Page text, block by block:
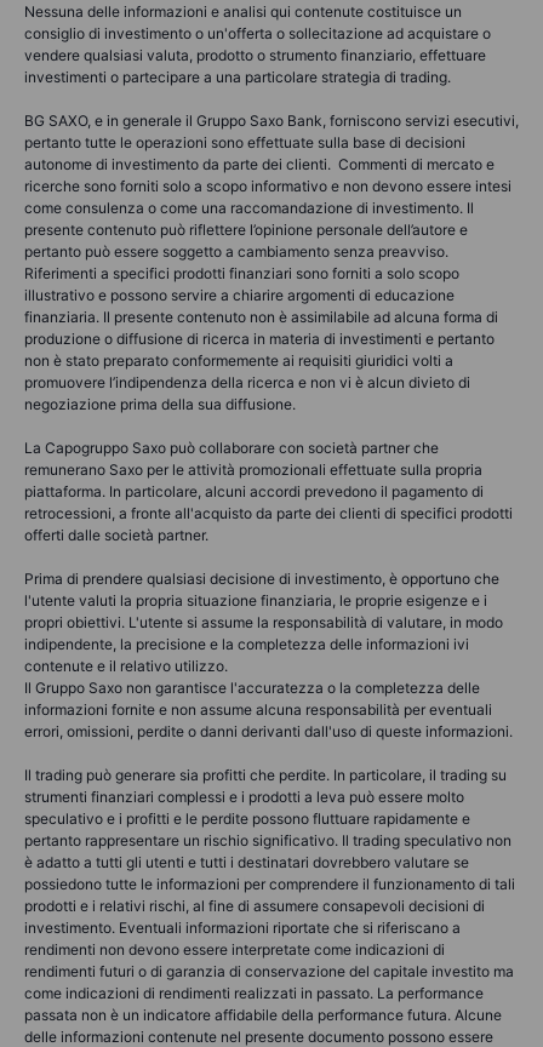
Nessuna delle informazioni e analisi qui contenute costituisce un
consiglio di investimento o un'offerta o sollecitazione ad acquistare o
vendere qualsiasi valuta, prodotto o strumento finanziario, effettuare
investimenti o partecipare a una particolare strategia di trading.
BG SAXO, e in generale il Gruppo Saxo Bank, forniscono servizi esecutivi,
pertanto tutte le operazioni sono effettuate sulla base di decisioni
autonome di investimento da parte dei clienti. Commenti di mercato e
ricerche sono forniti solo a scopo informativo e non devono essere intesi
come consulenza o come una raccomandazione di investimento. Il
presente contenuto può riflettere l’opinione personale dell’autore e
pertanto può essere soggetto a cambiamento senza preavviso.
Riferimenti a specifici prodotti finanziari sono forniti a solo scopo
illustrativo e possono servire a chiarire argomenti di educazione
finanziaria. Il presente contenuto non è assimilabile ad alcuna forma di
produzione o diffusione di ricerca in materia di investimenti e pertanto
non è stato preparato conformemente ai requisiti giuridici volti a
promuovere l’indipendenza della ricerca e non vi è alcun divieto di
negoziazione prima della sua diffusione.
La Capogruppo Saxo può collaborare con società partner che
remunerano Saxo per le attività promozionali effettuate sulla propria
piattaforma. In particolare, alcuni accordi prevedono il pagamento di
retrocessioni, a fronte all'acquisto da parte dei clienti di specifici prodotti
offerti dalle società partner.
Prima di prendere qualsiasi decisione di investimento, è opportuno che
l'utente valuti la propria situazione finanziaria, le proprie esigenze e i
propri obiettivi. L'utente si assume la responsabilità di valutare, in modo
indipendente, la precisione e la completezza delle informazioni ivi
contenute e il relativo utilizzo.
Il Gruppo Saxo non garantisce l'accuratezza o la completezza delle
informazioni fornite e non assume alcuna responsabilità per eventuali
errori, omissioni, perdite o danni derivanti dall'uso di queste informazioni.
Il trading può generare sia profitti che perdite. In particolare, il trading su
strumenti finanziari complessi e i prodotti a leva può essere molto
speculativo e i profitti e le perdite possono fluttuare rapidamente e
pertanto rappresentare un rischio significativo. Il trading speculativo non
è adatto a tutti gli utenti e tutti i destinatari dovrebbero valutare se
possiedono tutte le informazioni per comprendere il funzionamento di tali
prodotti e i relativi rischi, al fine di assumere consapevoli decisioni di
investimento. Eventuali informazioni riportate che si riferiscano a
rendimenti non devono essere interpretate come indicazioni di
rendimenti futuri o di garanzia di conservazione del capitale investito ma
come indicazioni di rendimenti realizzati in passato. La performance
passata non è un indicatore affidabile della performance futura. Alcune
delle informazioni contenute nel presente documento possono essere